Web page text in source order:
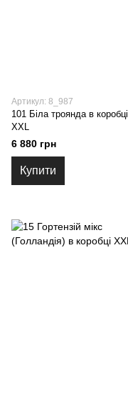
Артикул: 8_987
101 Біла троянда в коробці
XXL
6 880 грн
Купити